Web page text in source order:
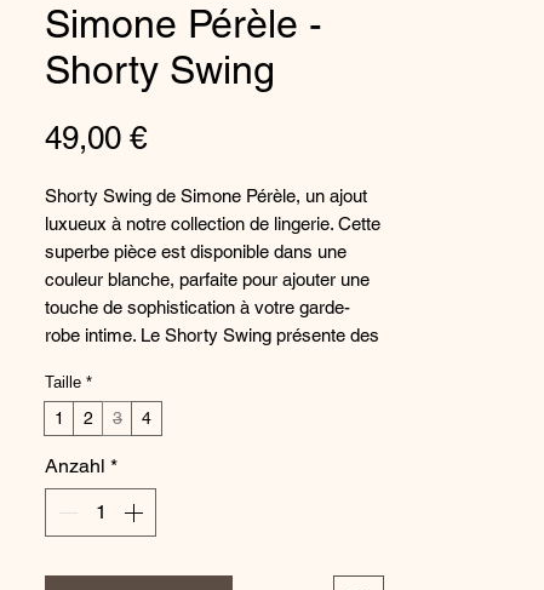
Simone Pérèle -
Shorty Swing
49,00 €Preis
Shorty Swing de Simone Pérèle, un ajout
luxueux à notre collection de lingerie. Cette
superbe pièce est disponible dans une
couleur blanche, parfaite pour ajouter une
touche de sophistication à votre garde-
robe intime. Le Shorty Swing présente des
flatteuse qui repose confortablement sur
les hanches, ce qui en fait un
Fabriquée avec des matériaux de la plus
haute qualité, cette pièce offre à la fois
spéciales. Élevez votre jeu de lingerie avec
Taille *
1 2 3 4
Anzahl *